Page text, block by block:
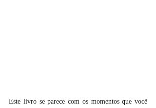
Este livro se parece com os momentos que você